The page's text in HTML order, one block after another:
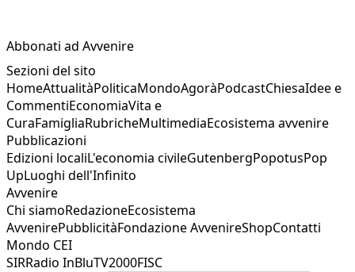
Abbonati ad Avvenire
Sezioni del sito
HomeAttualitàPoliticaMondoAgoràPodcastChiesaIdee e
CommentiEconomiaVita e
CuraFamigliaRubricheMultimediaEcosistema avvenire
Pubblicazioni
Edizioni localiL'economia civileGutenbergPopotusPop
UpLuoghi dell'Infinito
Avvenire
Chi siamoRedazioneEcosistema
AvvenirePubblicitàFondazione AvvenireShopContatti
Mondo CEI
SIRRadio InBluTV2000FISC